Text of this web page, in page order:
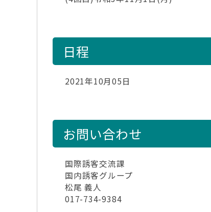
日程
2021年10月05日
お問い合わせ
国際誘客交流課
国内誘客グループ
松尾 義人
017-734-9384